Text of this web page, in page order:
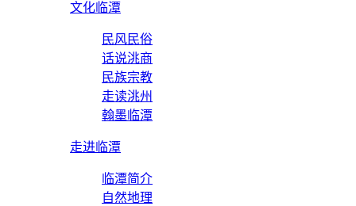
文化临潭
民风民俗
话说洮商
民族宗教
走读洮州
翰墨临潭
走进临潭
临潭简介
自然地理